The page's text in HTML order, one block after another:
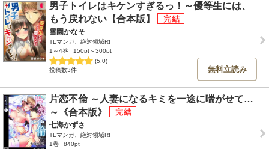
男子トイレはキケンすぎるっ！～優等生には、
もう戻れない【合本版】
雪園かなそ
TLマンガ、絶対領域R!
1～4巻
150pt～300pt
(5.0)
投稿数3件
無料立読み
片恋不倫 ～人妻になるキミを一途に喘がせて…
～《合本版》
七海かずさ
TLマンガ、絶対領域R!
1巻
840pt